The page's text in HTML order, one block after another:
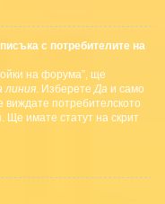
с потребителите на
на форума”, ще
линия. ИзберетеДа и само
потребителското
Ще имате статут на скрит